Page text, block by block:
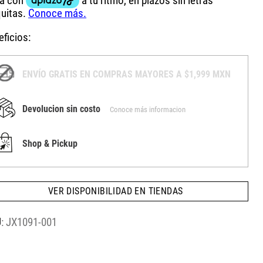
ENVÍO GRATIS EN COMPRAS MAYORES A $1,999 MXN
Devolucion sin costo Conoce más informacion
Shop & Pickup
VER DISPONIBILIDAD EN TIENDAS
:JX1091-001